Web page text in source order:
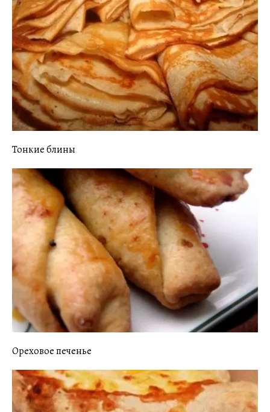
Тонкие блины
Ореховое печенье